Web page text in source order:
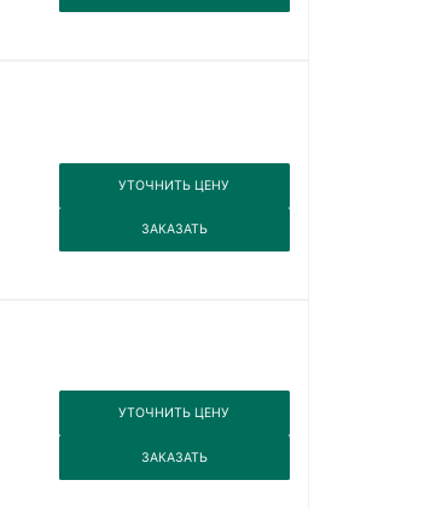
УТОЧНИТЬ ЦЕНУ
ЗАКАЗАТЬ
УТОЧНИТЬ ЦЕНУ
ЗАКАЗАТЬ